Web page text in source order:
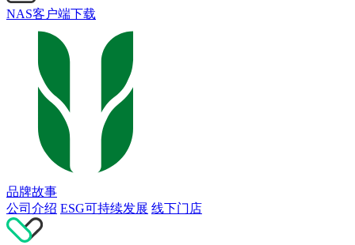
NAS客户端下载
品牌故事
公司介绍 ESG可持续发展 线下门店